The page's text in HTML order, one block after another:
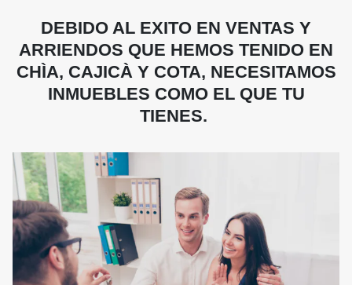
DEBIDO AL EXITO EN VENTAS Y
ARRIENDOS QUE HEMOS TENIDO EN
CHÌA, CAJICÀ Y COTA, NECESITAMOS
INMUEBLES COMO EL QUE TU
TIENES.